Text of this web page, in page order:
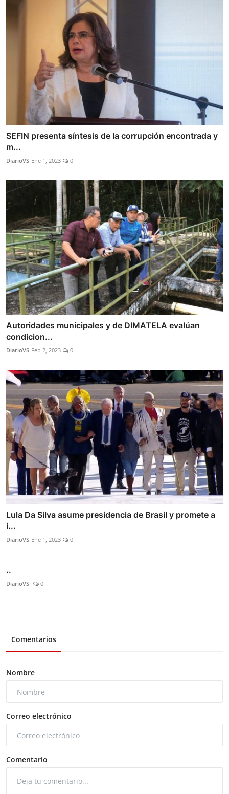
SEFIN presenta síntesis de la corrupción encontrada y
m...
DiarioVS Ene 1, 2023 0
Autoridades municipales y de DIMATELA evalúan
condicion...
DiarioVS Feb 2, 2023 0
Lula Da Silva asume presidencia de Brasil y promete a
i...
DiarioVS Ene 1, 2023 0
..
DiarioVS 0
Comentarios
Nombre
Correo electrónico
Comentario